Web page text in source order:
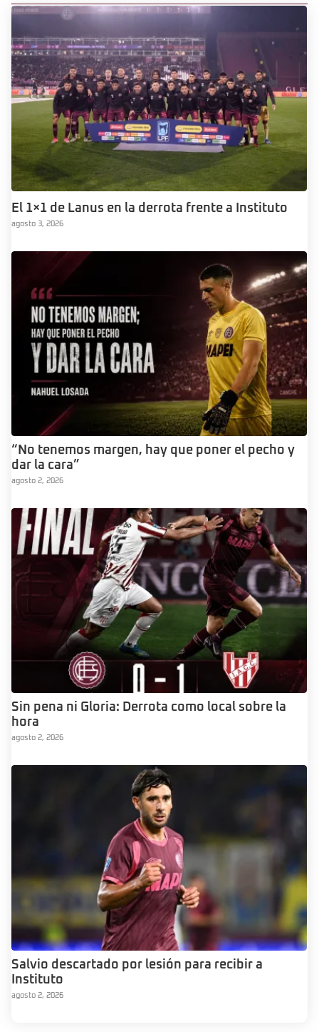
El 1×1 de Lanus en la derrota frente a Instituto
agosto 3, 2026
“No tenemos margen, hay que poner el pecho y
dar la cara”
agosto 2, 2026
Sin pena ni Gloria: Derrota como local sobre la
hora
agosto 2, 2026
Salvio descartado por lesión para recibir a
Instituto
agosto 2, 2026